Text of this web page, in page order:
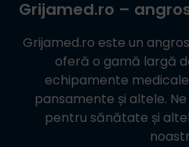
Grijamed.ro –
Grijamed.ro este un
oferă o gamă largă
echipamente
pansamente și altele.
pentru sănătate și